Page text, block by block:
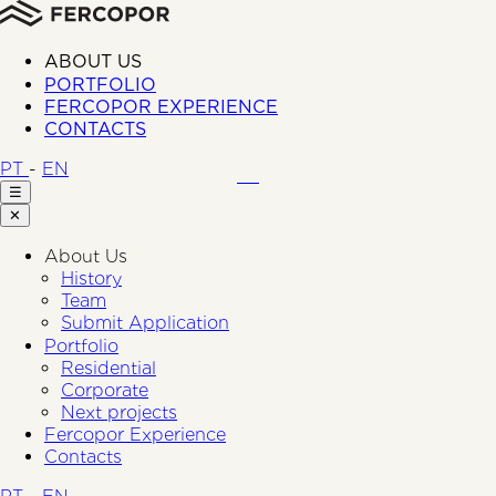
ABOUT US
PORTFOLIO
FERCOPOR EXPERIENCE
CONTACTS
PT - EN
☰
✕
About Us
History
Team
Submit Application
Portfolio
Residential
Corporate
Next projects
Fercopor Experience
Contacts